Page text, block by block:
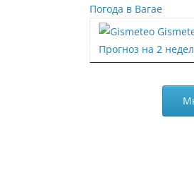
Погода в Вагае
Прогноз на 2